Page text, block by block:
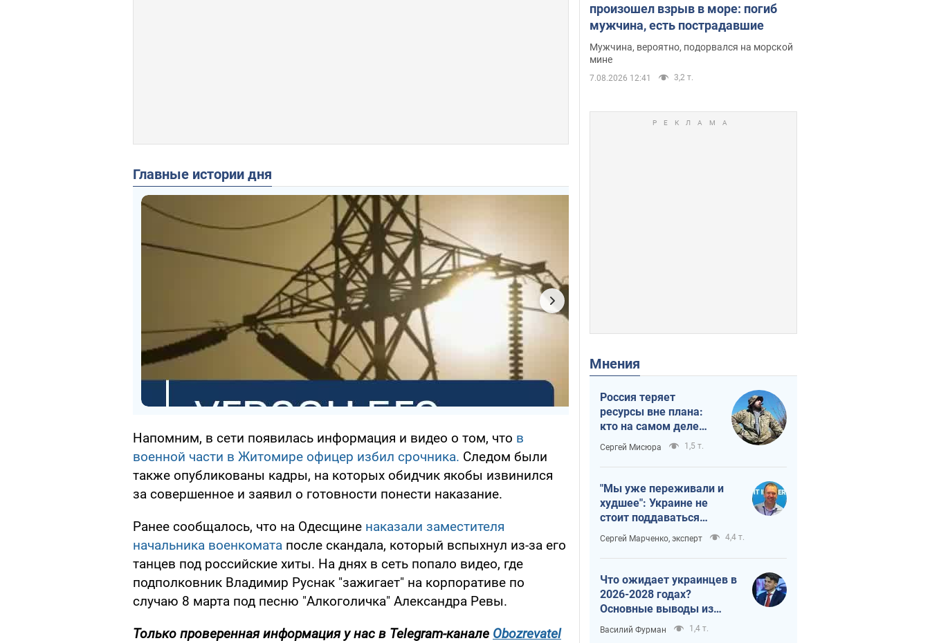
Главные истории дня
Напомним, в сети появилась информация и видео о том, что в
военной части в Житомире офицер избил срочника. Следом были
также опубликованы кадры, на которых обидчик якобы извинился
за совершенное и заявил о готовности понести наказание.
Ранее сообщалось, что на Одесщине наказали заместителя
начальника военкомата после скандала, который вспыхнул из-за его
танцев под российские хиты. На днях в сеть попало видео, где
подполковник Владимир Руснак "зажигает" на корпоративе по
случаю 8 марта под песню "Алкоголичка" Александра Ревы.
Только проверенная информация у нас в Telegram-канале Obozrevatel
произошел взрыв в море: погиб
мужчина, есть пострадавшие
Мужчина, вероятно, подорвался на морской
мине
7.08.2026 12:41 3,2 т.
Мнения
Россия теряет
ресурсы вне плана:
кто на самом деле
диктует темп войны
Сергей Мисюра 1,5 т.
"Мы уже переживали и
худшее": Украине не
стоит поддаваться
отчаянию из-за
ракетного террора
Сергей Марченко, эксперт 4,4 т.
Что ожидает украинцев в
2026-2028 годах?
Основные выводы из
новых прогнозов от НБУ
Василий Фурман 1,4 т.